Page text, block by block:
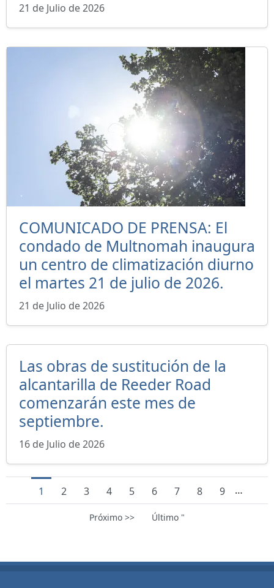
21 de Julio de 2026
COMUNICADO DE PRENSA: El
condado de Multnomah inaugura
un centro de climatización diurno
el martes 21 de julio de 2026.
21 de Julio de 2026
Las obras de sustitución de la
alcantarilla de Reeder Road
comenzarán este mes de
septiembre.
16 de Julio de 2026
Current page
1 Page
2 Page
3 Page
4 Page
5 Page
6 Page
7 Page
8 Page
9 …
Next page
Próximo >> Last page
Último "